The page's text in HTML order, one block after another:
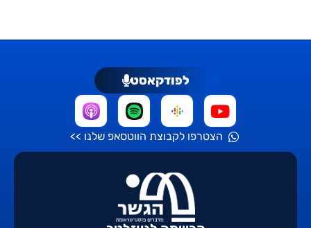
לפודקאסט
הצטרפו לקבוצת הווטסאפ שלנו >>